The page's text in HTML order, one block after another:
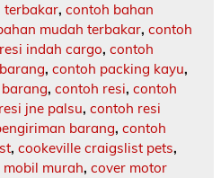
terbakar, contoh bahan
mudah terbakar, contoh
indah cargo, contoh
, contoh packing kayu,
, contoh resi, contoh
jne palsu, contoh resi
barang, contoh
, cookeville craigslist pets,
mobil murah, cover motor